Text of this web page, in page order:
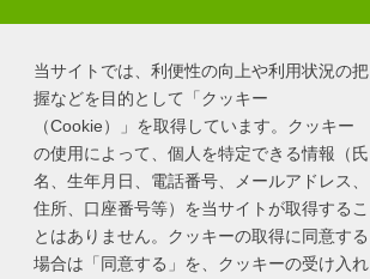
当サイトでは、利便性の向上や利用状況の把
握などを目的として「クッキー
（Cookie）」を取得しています。クッキー
の使用によって、個人を特定できる情報（氏
名、生年月日、電話番号、メールアドレス、
住所、口座番号等）を当サイトが取得するこ
とはありません。クッキーの取得に同意する
場合は「同意する」を、クッキーの受け入れ